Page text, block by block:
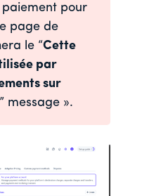
pour
page de
le “Cette
par
sur
” message ».